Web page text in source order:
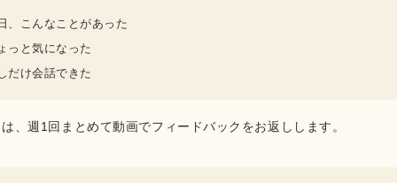
、こんなことがあった
っと気になった
だけ会話できた
、週1回まとめて動画でフィードバックをお返しします。